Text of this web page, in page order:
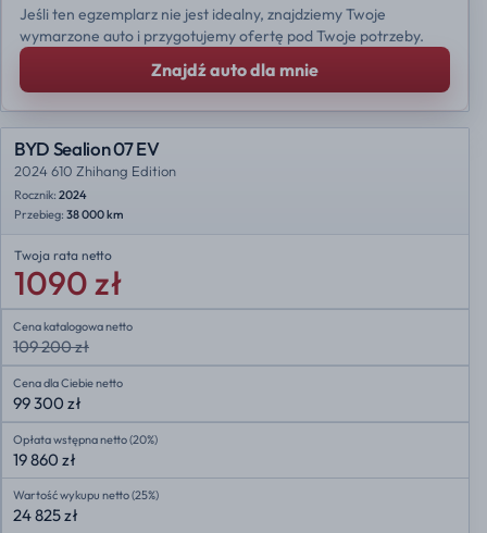
Jeśli ten egzemplarz nie jest idealny, znajdziemy Twoje
wymarzone auto i przygotujemy ofertę pod Twoje potrzeby.
Znajdź auto dla mnie
BYD Sealion 07 EV
2024 610 Zhihang Edition
Rocznik: 2024
Przebieg: 38 000 km
Twoja rata netto
1090 zł
Cena katalogowa netto
109 200 zł
Cena dla Ciebie netto
99 300 zł
Opłata wstępna netto (20%)
19 860 zł
Wartość wykupu netto (25%)
24 825 zł